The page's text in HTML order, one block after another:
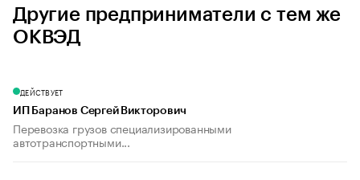
Другие предприниматели с тем же
ОКВЭД
ДЕЙСТВУЕТ
ИП Баранов Сергей Викторович
Перевозка грузов специализированными
автотранспортными...